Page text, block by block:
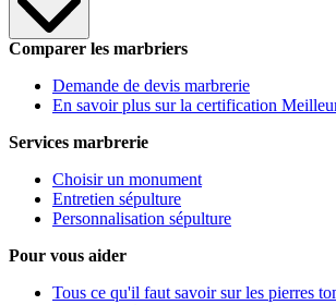
Comparer les marbriers
Demande de devis marbrerie
En savoir plus sur la certification
Services marbrerie
Choisir un monument
Entretien sépulture
Personnalisation sépulture
Pour vous aider
Tous ce qu'il faut savoir sur les pierres